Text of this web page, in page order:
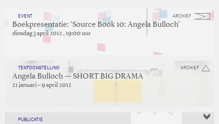
ARCHIEF
EVENT
Boekpresentatie: ‘Source Book 10: Angela Bulloch’
dinsdag 3 april 2012 , 19:00 uur
ARCHIEF
TENTOONSTELLING
Angela Bulloch — SHORT BIG DRAMA
21 januari – 9 april 2012
PUBLICATIE